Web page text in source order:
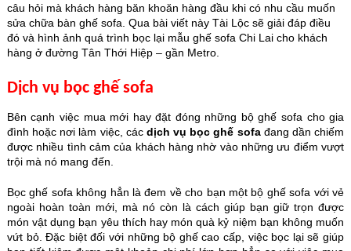
câu hỏi mà khách hàng băn khoăn hàng đầu khi có nhu cầu muốn
sửa chữa bàn ghế sofa. Qua bài viết này Tài Lộc sẽ giải đáp điều
đó và hình ảnh quá trình bọc lại mẫu ghế sofa Chi Lai cho khách
hàng ở đường Tân Thới Hiệp – gần Metro.
Dịch vụ bọc ghế sofa
Bên cạnh việc mua mới hay đặt đóng những bộ ghế sofa cho gia
đình hoặc nơi làm việc, các dịch vụ bọc ghế sofađang dần chiếm
được nhiều tình cảm của khách hàng nhờ vào những ưu điểm vượt
trội mà nó mang đến.
Bọc ghế sofa không hẳn là đem về cho bạn một bộ ghế sofa với vẻ
ngoài hoàn toàn mới, mà nó còn là cách giúp bạn giữ trọn được
món vật dụng bạn yêu thích hay món quà kỷ niệm bạn không muốn
vứt bỏ. Đặc biệt đối với những bộ ghế cao cấp, việc bọc lại sẽ giúp